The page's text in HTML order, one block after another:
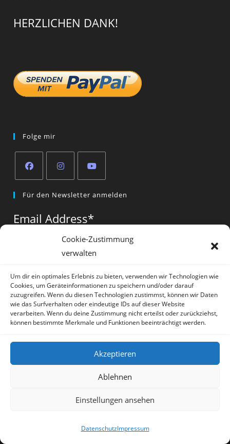
Cookie-Zustimmung
verwalten
Um dir ein optimales Erlebnis zu bieten, verwenden wir Technologien wie
Cookies, um Geräteinformationen zu speichern und/oder darauf
zuzugreifen. Wenn du diesen Technologien zustimmst, können wir Daten
wie das Surfverhalten oder eindeutige IDs auf dieser Website
verarbeiten. Wenn du deine Zustimmung nicht erteilst oder zurückziehst,
können bestimmte Merkmale und Funktionen beeinträchtigt werden.
Akzeptieren
Ablehnen
Einstellungen ansehen
DatenschutzImpressum
HERZLICHEN DANK!
Folge mir
in
new
in
new
in
new
tab
Für den Newsletter anmelden
Email Address*
Vorname*
Copyright Irene Lauretti - OceanWP Theme by OceanWP